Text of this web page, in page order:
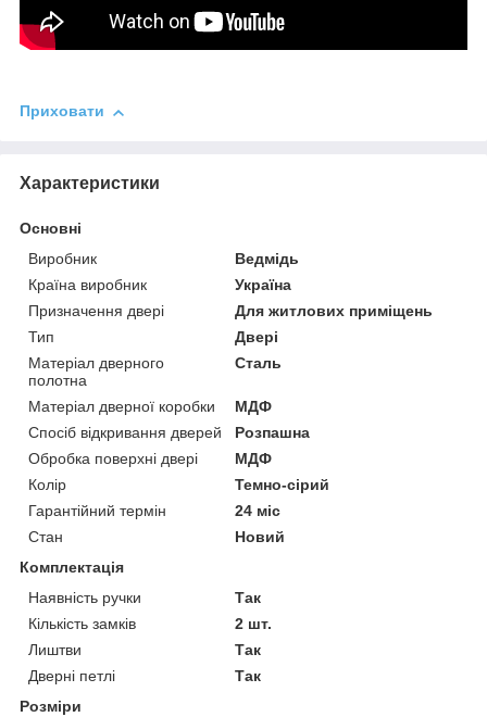
Приховати
Характеристики
Основні
Виробник
Ведмідь
Країна виробник
Україна
Призначення двері
Для житлових приміщень
Тип
Двері
Матеріал дверного
полотна
Сталь
Матеріал дверної коробки
МДФ
Спосіб відкривання дверей
Розпашна
Обробка поверхні двері
МДФ
Колір
Темно-сірий
Гарантійний термін
24 міс
Стан
Новий
Комплектація
Наявність ручки
Так
Кількість замків
2 шт.
Лиштви
Так
Дверні петлі
Так
Розміри